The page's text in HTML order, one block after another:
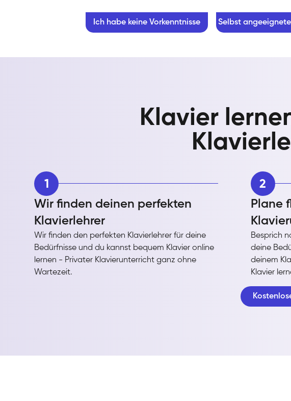
Ich habe keine Vorkenntnisse Selbst
Klavier
1
Wir finden deinen perfekten
Klavierlehrer
Wir finden den perfekten Klavierlehrer für deine
Bedürfnisse und du kannst bequem Klavier online
lernen - Privater Klavierunterricht ganz ohne
Wartezeit.
2
Plane
Besprich
deine
deinem
Klavier